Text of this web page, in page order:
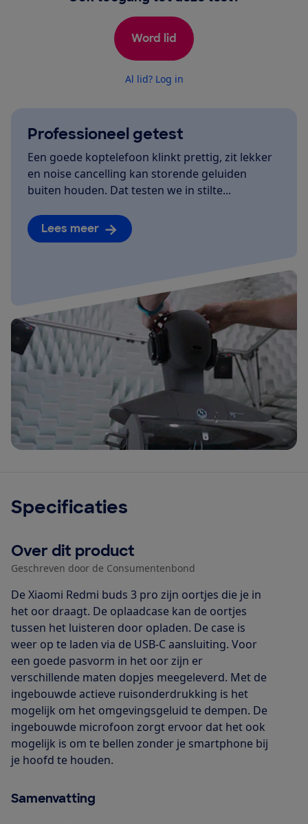
Word lid
Al lid? Log in
Professioneel getest
Een goede koptelefoon klinkt prettig, zit lekker
en noise cancelling kan storende geluiden
buiten houden. Dat testen we in stilte...
Lees meer
Specificaties
Over dit product
Geschreven door de Consumentenbond
De Xiaomi Redmi buds 3 pro zijn oortjes die je in
het oor draagt. De oplaadcase kan de oortjes
tussen het luisteren door opladen. De case is
weer op te laden via de USB-C aansluiting. Voor
een goede pasvorm in het oor zijn er
verschillende maten dopjes meegeleverd. Met de
ingebouwde actieve ruisonderdrukking is het
mogelijk om het omgevingsgeluid te dempen. De
ingebouwde microfoon zorgt ervoor dat het ook
mogelijk is om te bellen zonder je smartphone bij
je hoofd te houden.
Samenvatting